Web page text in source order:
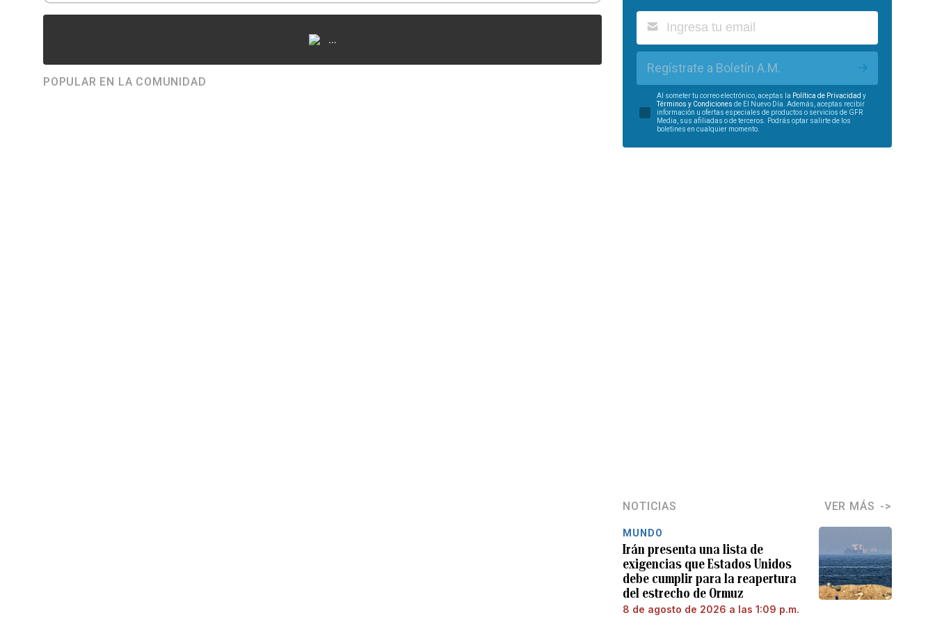
...
POPULAR EN LA COMUNIDAD
Regístrate a Boletín A.M.
Al someter tu correo electrónico, aceptas la Política de Privacidad y
Términos y Condiciones de El Nuevo Día. Además, aceptas recibir
información u ofertas especiales de productos o servicios de GFR
Media, sus afiliadas o de terceros. Podrás optar salirte de los
boletines en cualquier momento.
NOTICIAS VER MÁS
MUNDO
Irán presenta una lista de
exigencias que Estados Unidos
debe cumplir para la reapertura
del estrecho de Ormuz
8 de agosto de 2026 a las 1:09 p.m.